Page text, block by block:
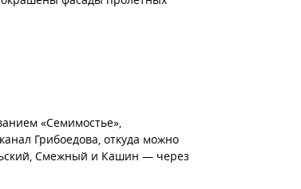
«Семимостье»,
Грибоедова, откуда можно
Смежный и Кашин — через